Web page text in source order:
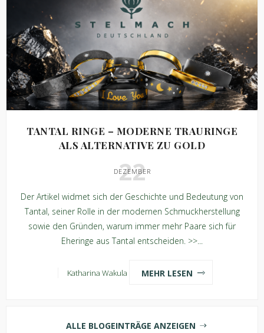
TANTAL RINGE – MODERNE TRAURINGE
ALS ALTERNATIVE ZU GOLD
22
DEZEMBER
Der Artikel widmet sich der Geschichte und Bedeutung von
Tantal, seiner Rolle in der modernen Schmuckherstellung
sowie den Gründen, warum immer mehr Paare sich für
Eheringe aus Tantal entscheiden. >>...
Katharina Wakula MEHR LESEN
ALLE BLOGEINTRÄGE ANZEIGEN